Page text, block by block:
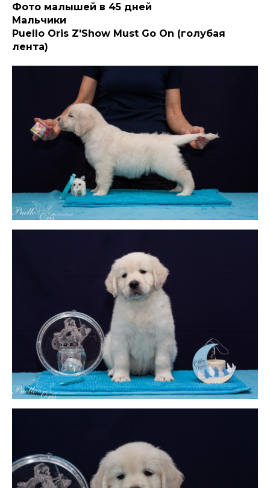
Фото малышей в 45 дней
Мальчики
Puello Oris Z'Show Must Go On (голубая
лента)